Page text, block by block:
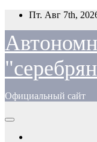
Перейти
содержимому
Пт. Авг 7th,
Официальный сайт